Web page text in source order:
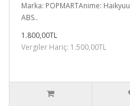
Marka: POPMARTAnime:
ABS..
1.800,00TL
Vergiler Hariç: 1.500,00TL